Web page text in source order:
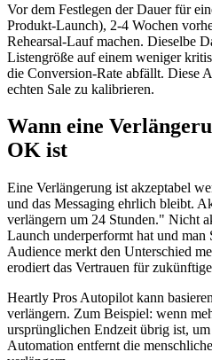
Vor dem Festlegen der Dauer für
Produkt-Launch), 2-4 Wochen
Rehearsal-Lauf machen. Dieselbe
Listengröße auf einem weniger
die Conversion-Rate abfällt. Diese
echten Sale zu kalibrieren.
Wann eine
OK ist
Eine Verlängerung ist akzeptabel
und das Messaging ehrlich bleibt.
verlängern um 24 Stunden." Nicht
Launch underperformt hat und
Audience merkt den Unterschied
erodiert das Vertrauen für
Heartly Pros Autopilot kann
verlängern. Zum Beispiel: wenn
ursprünglichen Endzeit übrig ist,
Automation entfernt die